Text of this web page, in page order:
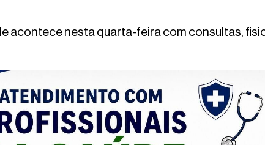
acontece nesta quarta-feira com consultas,